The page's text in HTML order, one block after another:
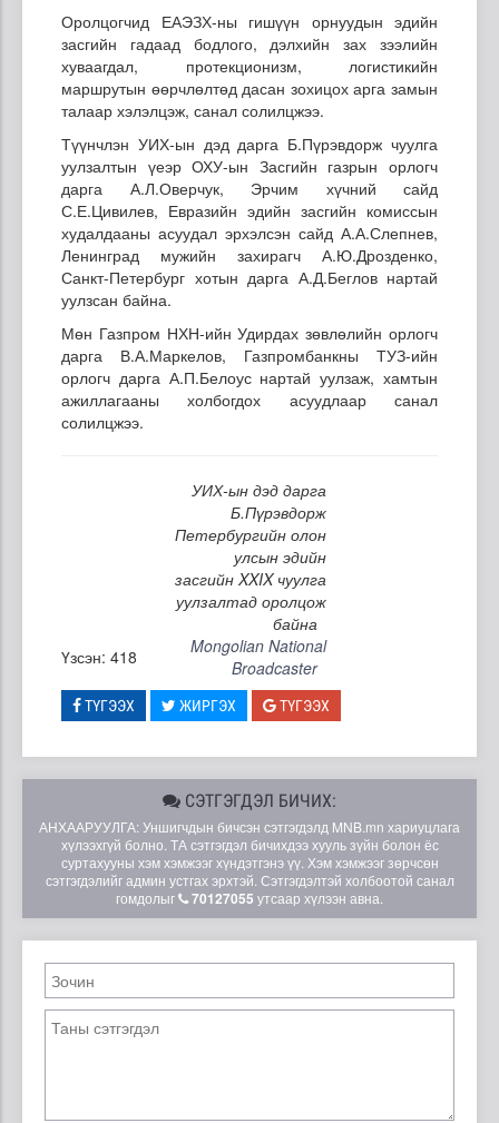
Оролцогчид ЕАЭЗХ-ны гишүүн орнуудын эдийн
засгийн гадаад бодлого, дэлхийн зах зээлийн
хуваагдал, протекционизм, логистикийн
маршрутын өөрчлөлтөд дасан зохицох арга замын
талаар хэлэлцэж, санал солилцжээ.
Түүнчлэн УИХ-ын дэд дарга Б.Пүрэвдорж чуулга
уулзалтын үеэр ОХУ-ын Засгийн газрын орлогч
дарга А.Л.Оверчук, Эрчим хүчний сайд
С.Е.Цивилев, Евразийн эдийн засгийн комиссын
худалдааны асуудал эрхэлсэн сайд А.А.Слепнев,
Ленинград мужийн захирагч А.Ю.Дрозденко,
Санкт-Петербург хотын дарга А.Д.Беглов нартай
уулзсан байна.
Мөн Газпром НХН-ийн Удирдах зөвлөлийн орлогч
дарга В.А.Маркелов, Газпромбанкны ТУЗ-ийн
орлогч дарга А.П.Белоус нартай уулзаж, хамтын
ажиллагааны холбогдох асуудлаар санал
солилцжээ.
УИХ-ын дэд дарга
Б.Пүрэвдорж
Петербургийн олон
улсын эдийн
засгийн XXIX чуулга
уулзалтад оролцож
байна
Үзсэн: 418
Mongolian National
Broadcaster
ТҮГЭЭХ ЖИРГЭХ ТҮГЭЭХ
СЭТГЭГДЭЛ БИЧИХ:
АНХААРУУЛГА: Уншигчдын бичсэн сэтгэгдэлд MNB.mn хариуцлага
хүлээхгүй болно. ТА сэтгэгдэл бичихдээ хууль зүйн болон ёс
суртахууны хэм хэмжээг хүндэтгэнэ үү. Хэм хэмжээг зөрчсөн
сэтгэгдэлийг админ устгах эрхтэй. Сэтгэгдэлтэй холбоотой санал
гомдолыг
70127055 утсаар хүлээн авна.